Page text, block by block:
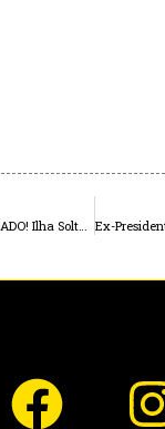
É NESTE SÁBADO! Ilha Solteira vai às ruas pelo futuro e pela proteção das crianças